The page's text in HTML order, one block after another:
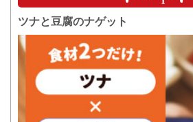
ツナと豆腐のナゲット